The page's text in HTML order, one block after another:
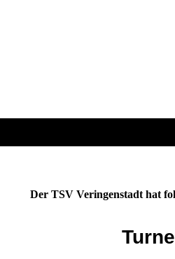
Der TSV Veringenstadt hat